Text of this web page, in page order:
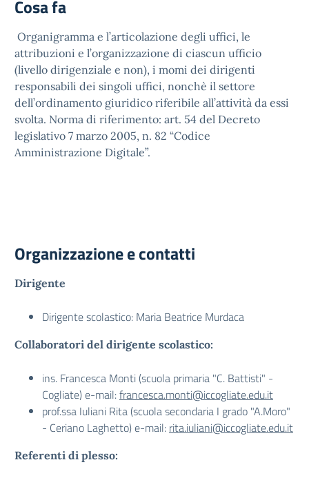
Cosa fa
Organigramma e l’articolazione degli uffici, le
attribuzioni e l’organizzazione di ciascun ufficio
(livello dirigenziale e non), i momi dei dirigenti
responsabili dei singoli uffici, nonchè il settore
dell’ordinamento giuridico riferibile all’attività da essi
svolta. Norma di riferimento: art. 54 del Decreto
legislativo 7 marzo 2005, n. 82 “Codice
Amministrazione Digitale”.
Organizzazione e contatti
Dirigente
Dirigente scolastico: Maria Beatrice Murdaca
Collaboratori del dirigente scolastico:
ins. Francesca Monti (scuola primaria "C. Battisti" -
Cogliate) e-mail:francesca.monti@iccogliate.edu.it
prof.ssa Iuliani Rita (scuola secondaria I grado "A.Moro"
- Ceriano Laghetto) e-mail: rita.iuliani@iccogliate.edu.it
Referenti di plesso: